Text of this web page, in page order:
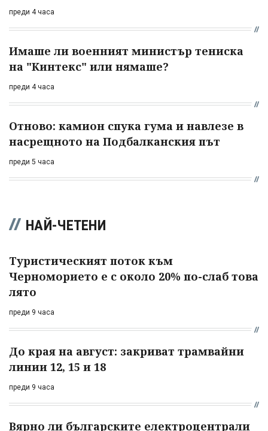
преди 4 часа
Имаше ли военният министър тениска
на "Кинтекс" или нямаше?
преди 4 часа
Отново: камион спука гума и навлезе в
насрещното на Подбалканския път
преди 5 часа
НАЙ-ЧЕТЕНИ
Туристическият поток към
Черноморието е с около 20% по-слаб това
лято
преди 9 часа
До края на август: закриват трамвайни
линии 12, 15 и 18
преди 9 часа
Вярно ли българските електроцентрали